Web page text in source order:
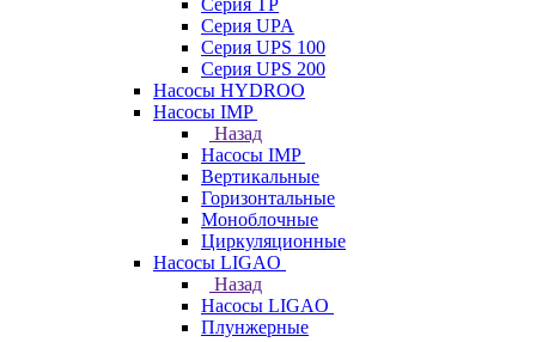
Серия TP
Серия UPA
Серия UPS 100
Серия UPS 200
Насосы HYDROO
Насосы IMP
Назад
Насосы IMP
Вертикальные
Горизонтальные
Моноблочные
Циркуляционные
Насосы LIGAO
Назад
Насосы LIGAO
Плунжерные